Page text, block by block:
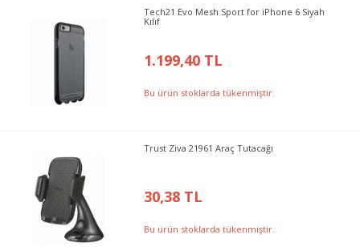
Tech21 Evo Mesh Sport for iPhone 6 Siyah
Kılıf
1.199,40 TL
Bu ürün stoklarda tükenmiştir.
Trust Ziva 21961 Araç Tutacağı
30,38 TL
Bu ürün stoklarda tükenmiştir.